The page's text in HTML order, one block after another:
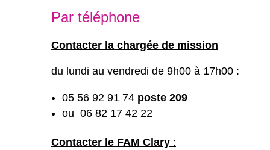
Par téléphone
Contacter la chargée de mission
du lundi au vendredi de 9h00 à 17h00 :
05 56 92 91 74 poste 209
ou 06 82 17 42 22
Contacter le FAM Clary: